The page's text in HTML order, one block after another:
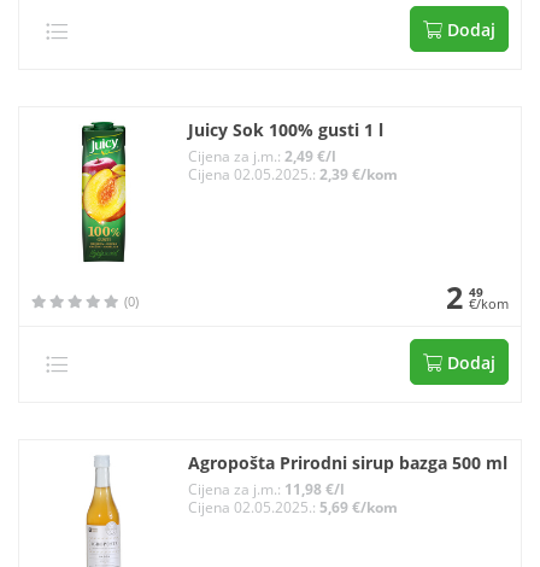
Dodaj
Juicy Sok 100% gusti 1 l
Cijena za j.m.: 2,49 €/l
Cijena 02.05.2025.: 2,39 €/kom
(0) 2 49
€/kom
Dodaj
Agropošta Prirodni sirup bazga 500 ml
Cijena za j.m.: 11,98 €/l
Cijena 02.05.2025.: 5,69 €/kom